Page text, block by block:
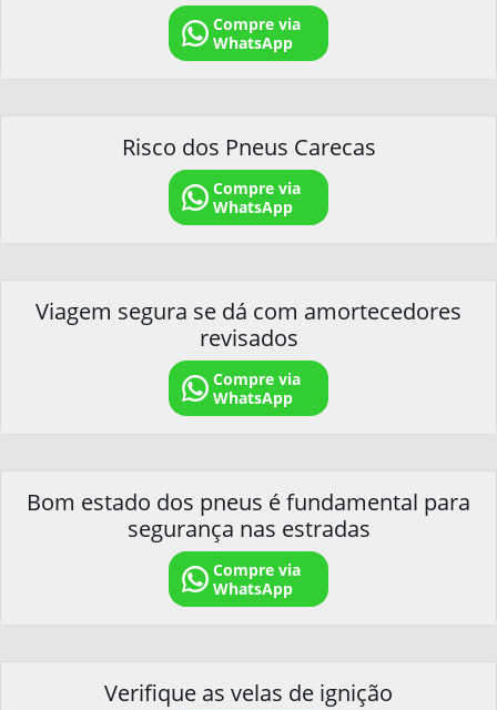
Compre via
WhatsApp
Risco dos Pneus Carecas
Compre via
WhatsApp
Viagem segura se dá com amortecedores
revisados
Compre via
WhatsApp
Bom estado dos pneus é fundamental para
segurança nas estradas
Compre via
WhatsApp
Verifique as velas de ignição